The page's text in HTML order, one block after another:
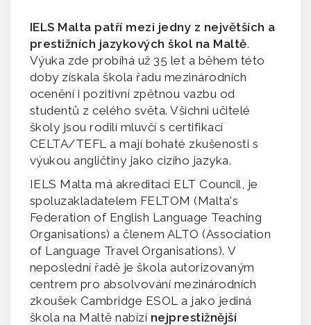
IELS Malta patří mezi jedny z největších a
prestižních jazykových škol na Maltě.
Výuka zde probíhá už 35 let a během této
doby získala škola řadu mezinárodních
ocenění i pozitivní zpětnou vazbu od
studentů z celého světa.Všichni učitelé
školy jsou rodilí mluvčí s certifikací
CELTA/TEFL a mají bohaté zkušenosti s
výukou angličtiny jako cizího jazyka.
IELS Malta má akreditaci ELT Council, je
spoluzakladatelem FELTOM (Malta's
Federation of English Language Teaching
Organisations) a členem ALTO (Association
of Language Travel Organisations). V
neposlední řadě je škola autorizovaným
centrem pro absolvování mezinárodních
zkoušek Cambridge ESOL a jako jediná
škola na Maltě nabízí nejprestižnější